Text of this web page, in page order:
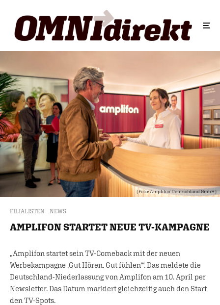
(Foto: Amplifon Deutschland GmbH)
FILIALISTEN NEWS
AMPLIFON STARTET NEUE TV-KAMPAGNE
„Amplifon startet sein TV-Comeback mit der neuen
Werbekampagne ‚Gut Hören. Gut fühlen‘“. Das meldete die
Deutschland-Niederlassung von Amplifon am 10. April per
Newsletter. Das Datum markiert gleichzeitig auch den Start
den TV-Spots.